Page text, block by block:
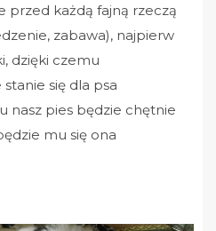
przed każdą fajną rzeczą
zabawa), najpierw
dzięki czemu
się dla psa
nasz pies będzie chętnie
mu się ona